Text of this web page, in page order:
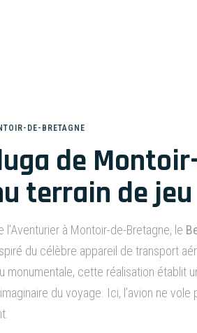
DE-BRETAGNE
de
terrain de jeu
l’Aventurier à Montoir-de-Bretagne, le
du célèbre appareil de transport
monumentale, cette réalisation établit
du voyage. Ici, l’avion ne